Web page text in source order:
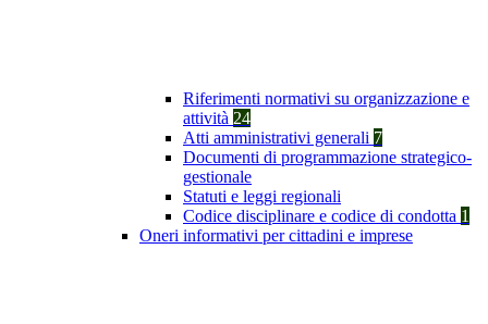
Riferimenti normativi su organizzazione e
attività 24
Atti amministrativi generali 7
Documenti di programmazione strategico-
gestionale
Statuti e leggi regionali
Codice disciplinare e codice di condotta 1
Oneri informativi per cittadini e imprese